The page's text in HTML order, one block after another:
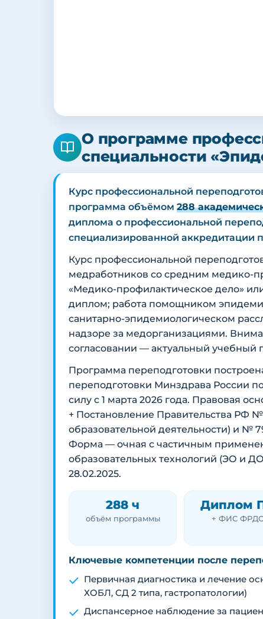
О программе
специальности
Курс профессиональной
программа объёмом 288
диплома о профессиональной
специализированной аккредитации
Курс профессиональной
медработников со средним медико-
«Медико-профилактическое дело»
диплом; работа помощником
санитарно-эпидемиологическом
надзоре за медорганизациями.
согласовании — актуальный учебный
Программа переподготовки
переподготовки Минздрава России
силу с 1 марта 2026 года. Правовая
+ Постановление Правительства РФ
образовательной деятельности) и №
Форма — очная с частичным
образовательных технологий (ЭО и
28.02.2025.
288 ч
объём программы
Диплом
+ ФИС
Ключевые компетенции после
Первичная диагностика и лечение
ХОБЛ, СД 2 типа, гастропатологии)
Диспансерное наблюдение за